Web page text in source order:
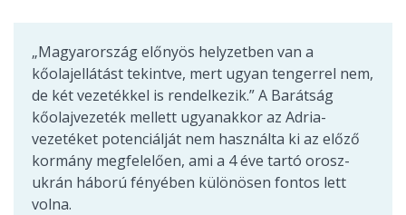
„Magyarország előnyös helyzetben van a
kőolajellátást tekintve, mert ugyan tengerrel nem,
de két vezetékkel is rendelkezik.” A Barátság
kőolajvezeték mellett ugyanakkor az Adria-
vezetéket potenciálját nem használta ki az előző
kormány megfelelően, ami a 4 éve tartó orosz-
ukrán háború fényében különösen fontos lett
volna.